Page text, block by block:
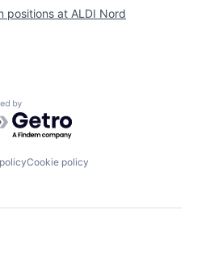
positions at ALDI Nord
by Getro.com
Cookie policy